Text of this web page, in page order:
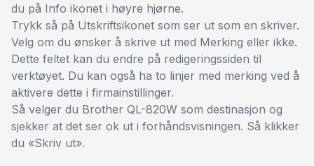
du på Info ikonet i høyre hjørne.
Trykk så på Utskriftsikonet som ser ut som en skriver.
Velg om du ønsker å skrive ut med Merking eller ikke.
Dette feltet kan du endre på redigeringssiden til
verktøyet. Du kan også ha to linjer med merking ved å
aktivere dette i firmainstillinger.
Så velger du Brother QL-820W som destinasjon og
sjekker at det ser ok ut i forhåndsvisningen. Så klikker
du «Skriv ut».